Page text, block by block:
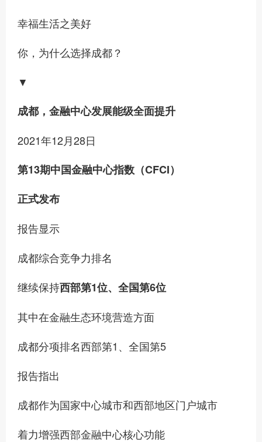
幸福生活之美好
你，为什么选择成都？
▼
成都， 金融中心发展能级全面提升
2021年12月28日
第13期中国金融中心指数（CFCI）
正式发布
报告显示
成都综合竞争力排名
继续保持西部第1位、全国第6位
其中在金融生态环境营造方面
成都分项排名西部第1、全国第5
报告指出
成都作为国家中心城市和西部地区门户城市
着力增强西部金融中心核心功能